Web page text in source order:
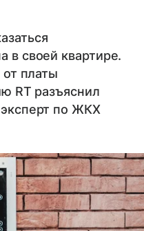
в своей квартире.
от платы
RT разъяснил
по ЖКХ